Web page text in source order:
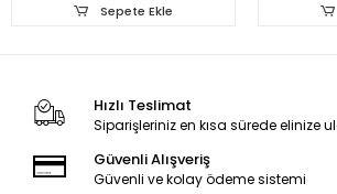
Sepete Ekle
Hızlı Teslimat
Siparişleriniz en kısa sürede elinize
Güvenli Alışveriş
Güvenli ve kolay ödeme sistemi